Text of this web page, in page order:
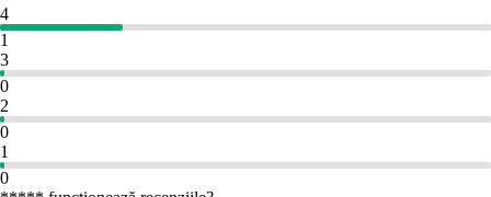
4
1
3
0
2
0
1
0